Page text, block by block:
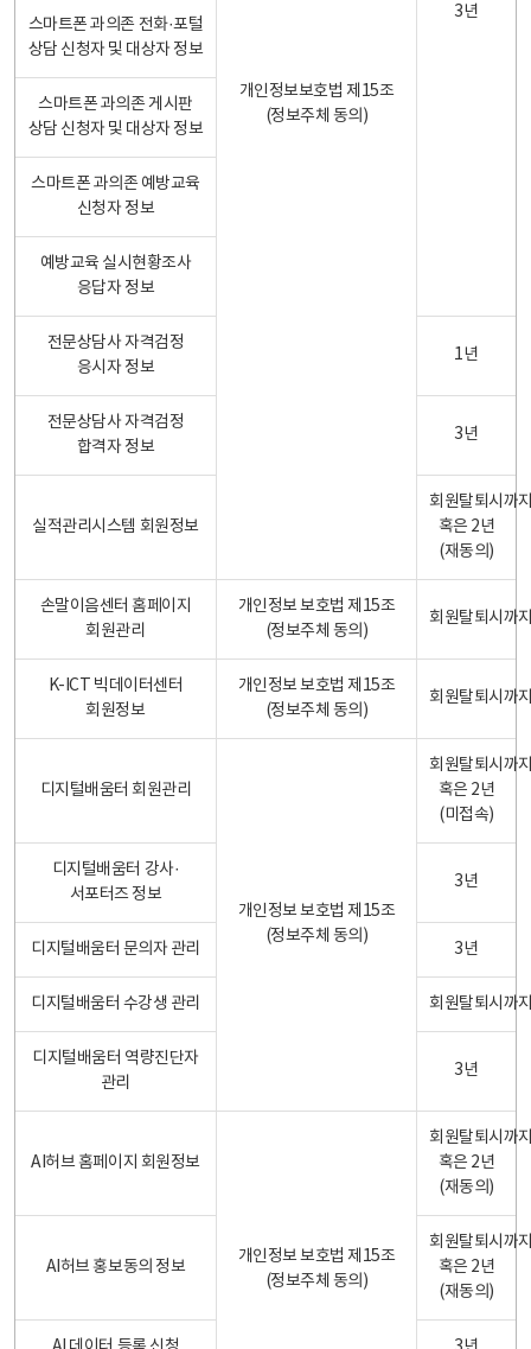
개인정보보호법 제15조
(정보주체 동의)
3년
스마트폰 과의존 전화·포털
상담 신청자 및 대상자 정보
스마트폰 과의존 게시판
상담 신청자 및 대상자 정보
스마트폰 과의존 예방교육
신청자 정보
예방교육 실시현황조사
응답자 정보
전문상담사 자격검정
응시자 정보
1년
전문상담사 자격검정
합격자 정보
3년
실적관리시스템 회원정보
회원탈퇴시까
혹은 2년
(재동의)
손말이음센터 홈페이지
회원관리
개인정보 보호법 제15조
(정보주체 동의)
회원탈퇴시까
K-ICT 빅데이터센터
회원정보
개인정보 보호법 제15조
(정보주체 동의)
회원탈퇴시까
디지털배움터 회원관리
개인정보 보호법 제15조
(정보주체 동의)
회원탈퇴시까
혹은 2년
(미접속)
디지털배움터 강사·
서포터즈 정보
3년
디지털배움터 문의자 관리 3년
디지털배움터 수강생 관리 회원탈퇴시까
디지털배움터 역량진단자
관리
3년
AI허브 홈페이지 회원정보
개인정보 보호법 제15조
(정보주체 동의)
회원탈퇴시까
혹은 2년
(재동의)
AI허브 홍보동의 정보
회원탈퇴시까
혹은 2년
(재동의)